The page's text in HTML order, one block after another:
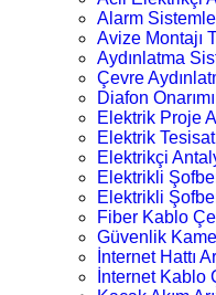
Alarm
Avize Montajı
Aydınlatma
Çevre
Diafon
Elektrik Proje
Elektrik
Elektrikçi
Elektrikli
Elektrikli
Fiber Kablo
Güvenlik
İnternet Hattı
İnternet Kablo